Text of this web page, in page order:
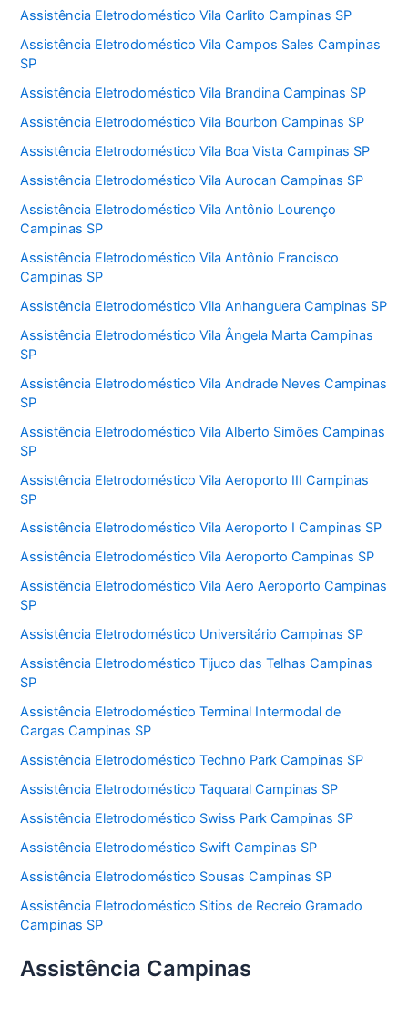
Assistência Eletrodoméstico Vila Carlito Campinas SP
Assistência Eletrodoméstico Vila Campos Sales Campinas
SP
Assistência Eletrodoméstico Vila Brandina Campinas SP
Assistência Eletrodoméstico Vila Bourbon Campinas SP
Assistência Eletrodoméstico Vila Boa Vista Campinas SP
Assistência Eletrodoméstico Vila Aurocan Campinas SP
Assistência Eletrodoméstico Vila Antônio Lourenço
Campinas SP
Assistência Eletrodoméstico Vila Antônio Francisco
Campinas SP
Assistência Eletrodoméstico Vila Anhanguera Campinas SP
Assistência Eletrodoméstico Vila Ângela Marta Campinas
SP
Assistência Eletrodoméstico Vila Andrade Neves Campinas
SP
Assistência Eletrodoméstico Vila Alberto Simões Campinas
SP
Assistência Eletrodoméstico Vila Aeroporto III Campinas
SP
Assistência Eletrodoméstico Vila Aeroporto I Campinas SP
Assistência Eletrodoméstico Vila Aeroporto Campinas SP
Assistência Eletrodoméstico Vila Aero Aeroporto Campinas
SP
Assistência Eletrodoméstico Universitário Campinas SP
Assistência Eletrodoméstico Tijuco das Telhas Campinas
SP
Assistência Eletrodoméstico Terminal Intermodal de
Cargas Campinas SP
Assistência Eletrodoméstico Techno Park Campinas SP
Assistência Eletrodoméstico Taquaral Campinas SP
Assistência Eletrodoméstico Swiss Park Campinas SP
Assistência Eletrodoméstico Swift Campinas SP
Assistência Eletrodoméstico Sousas Campinas SP
Assistência Eletrodoméstico Sitios de Recreio Gramado
Campinas SP
Assistência Campinas